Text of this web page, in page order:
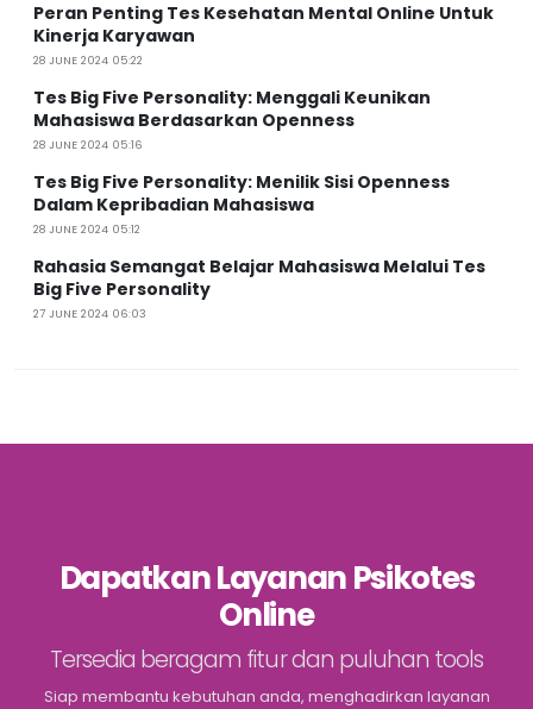
Peran Penting Tes Kesehatan Mental Online Untuk
Kinerja Karyawan
28 JUNE 2024 05:22
Tes Big Five Personality: Menggali Keunikan
Mahasiswa Berdasarkan Openness
28 JUNE 2024 05:16
Tes Big Five Personality: Menilik Sisi Openness
Dalam Kepribadian Mahasiswa
28 JUNE 2024 05:12
Rahasia Semangat Belajar Mahasiswa Melalui Tes
Big Five Personality
27 JUNE 2024 06:03
Dapatkan Layanan Psikotes
Online
Tersedia beragam fitur dan puluhan tools
Siap membantu kebutuhan anda, menghadirkan layanan